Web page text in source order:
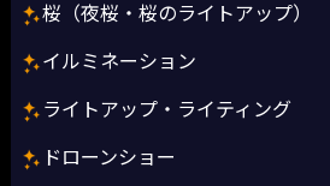
桜（夜桜・桜のライトアップ）
イルミネーション
ライトアップ・ライティング
ドローンショー